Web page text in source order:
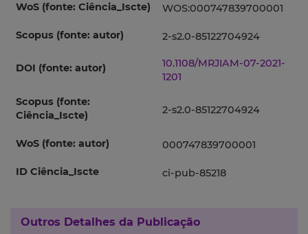
WoS (fonte: Ciência_Iscte) WOS:000747839700001
Scopus (fonte: autor) 2-s2.0-85122704924
DOI (fonte: autor)
10.1108/MRJIAM-07-2021-
1201
Scopus (fonte:
Ciência_Iscte)
2-s2.0-85122704924
WoS (fonte: autor) 000747839700001
ID Ciência_Iscte ci-pub-85218
Outros Detalhes da Publicação